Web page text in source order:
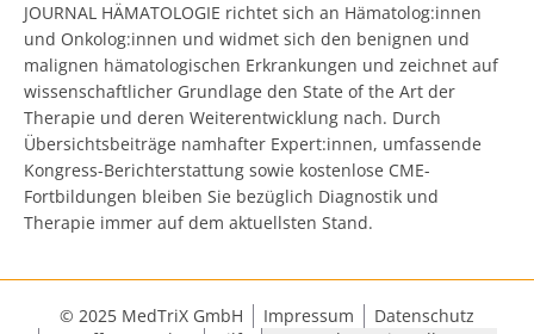
JOURNAL HÄMATOLOGIE richtet sich an Hämatolog:innen
und Onkolog:innen und widmet sich den benignen und
malignen hämatologischen Erkrankungen und zeichnet auf
wissenschaftlicher Grundlage den State of the Art der
Therapie und deren Weiterentwicklung nach. Durch
Übersichtsbeiträge namhafter Expert:innen, umfassende
Kongress-Berichterstattung sowie kostenlose CME-
Fortbildungen bleiben Sie bezüglich Diagnostik und
Therapie immer auf dem aktuellsten Stand.
© 2025 MedTriX GmbH Impressum
Datenschutz